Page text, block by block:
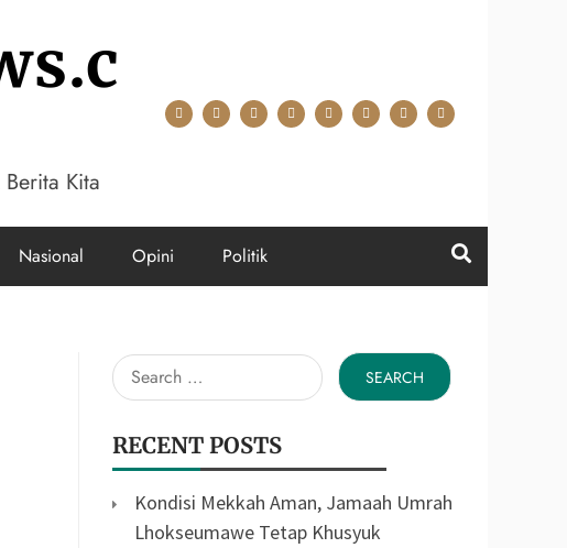
Kita
Nasional Opini Politik
Search
for:
RECENT POSTS
Kondisi Mekkah Aman, Jamaah Umrah
Lhokseumawe Tetap Khusyuk